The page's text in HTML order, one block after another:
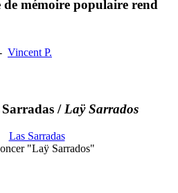
mémoire populaire rend
Vincent P.
/Laÿ Sarrados
Las Sarradas
"Laÿ Sarrados"